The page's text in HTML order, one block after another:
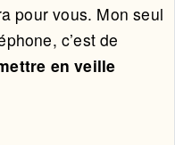
pour vous. Mon seul
c’est de
en veille